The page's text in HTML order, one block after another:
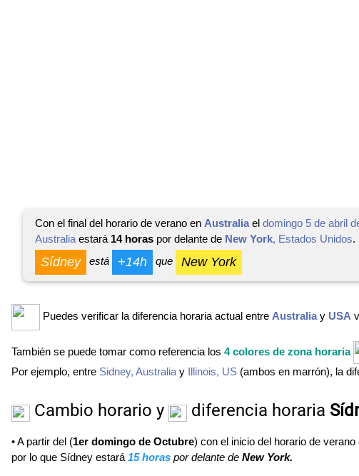
Con el final del horario de verano en Australiael domingo 5 de abril
Australiaestará 14 horas por delante de New York, Estados Unidos.
Sídney está +14h que New York
Puedes verificar la diferencia horaria actual entre Australiay USA
También se puede tomar como referencia los 4 colores de zona horaria
Por ejemplo, entre Sidney, Australia y Illinois, US (ambos en marrón), la
Cambio horario y diferencia horaria
• A partir del (1er domingo de Octubre) con el inicio del horario de verano
por lo que Sídney estará 15 horas por delante de New York.